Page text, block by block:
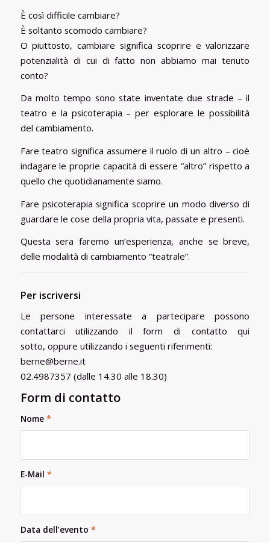
È così difficile cambiare?
È soltanto scomodo cambiare?
O piuttosto, cambiare significa scoprire e valorizzare
potenzialità di cui di fatto non abbiamo mai tenuto
conto?
Da molto tempo sono state inventate due strade – il
teatro e la psicoterapia – per esplorare le possibilità
del cambiamento.
Fare teatro significa assumere il ruolo di un altro – cioè
indagare le proprie capacità di essere “altro” rispetto a
quello che quotidianamente siamo.
Fare psicoterapia significa scoprire un modo diverso di
guardare le cose della propria vita, passate e presenti.
Questa sera faremo un’esperienza, anche se breve,
delle modalità di cambiamento “teatrale”.
Per iscriversi
Le persone interessate a partecipare possono
contattarci utilizzando il form di contatto qui
sotto, oppure utilizzando i seguenti riferimenti:
berne@berne.it
02.4987357 (dalle 14.30 alle 18.30)
Form di contatto
Nome *
E-Mail *
Data dell’evento *